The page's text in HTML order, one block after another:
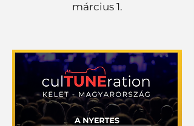
március 1.